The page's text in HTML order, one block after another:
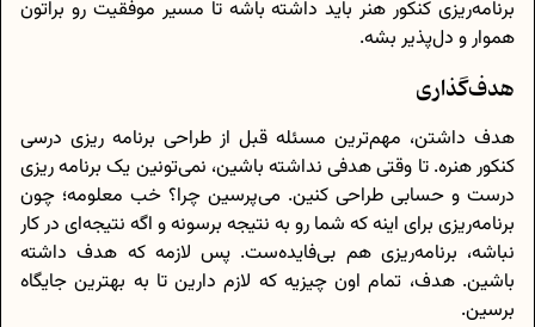
برنامه‌ریزی کنکور هنر باید داشته باشه تا مسیر موفقیت رو براتون
هموار و دل‌پذیر بشه.
هدف‌گذاری
هدف داشتن، مهم‌ترین مسئله قبل از طراحی برنامه ریزی درسی
کنکور هنره. تا وقتی هدفی نداشته باشین، نمی‌تونین یک برنامه ریزی
درست و حسابی طراحی کنین. می‌پرسین چرا؟ خب معلومه؛ چون
برنامه‌ریزی برای اینه که شما رو به نتیجه برسونه و اگه نتیجه‌ای در کار
نباشه، برنامه‌ریزی هم بی‌فایده‌ست. پس لازمه که هدف داشته
باشین. هدف، تمام اون چیزیه که لازم دارین تا به بهترین جایگاه
برسین.